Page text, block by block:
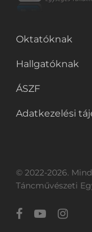
Oktatóknak
Hallgatóknak
ÁSZF
Adatkezelési
© 2022-2026.
Táncművészeti
facebookyoutube